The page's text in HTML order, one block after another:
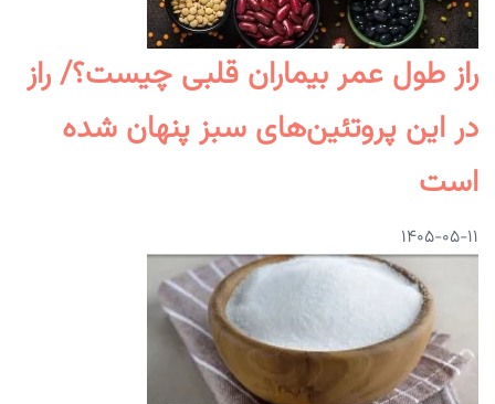
راز طول عمر بیماران قلبی چیست؟/ راز
در این پروتئین‌های سبز پنهان شده
است
۱۴۰۵-۰۵-۱۱